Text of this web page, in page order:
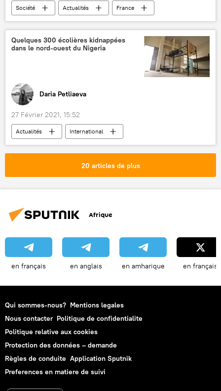
Société Actualités
France
couvre-feu
Covid-19
police
amende
insolite
Quelques 300 écolières kidnappées
dans le nord-ouest du Nigeria
Daria Petliaeva
27 Février 2021, 15:52
Actualités
International
Unicef (Fonds des Nations unies pour l'enfance)
20 articles de plus
Afrique
en français en anglais en amharique en français
Qui sommes-nous? Mentions legales
Nous contacter Politique de confidentialite
Politique relative aux cookies
Protection des données – demande
Règles de conduite Application Sputnik
Preferences en matiere de suivi